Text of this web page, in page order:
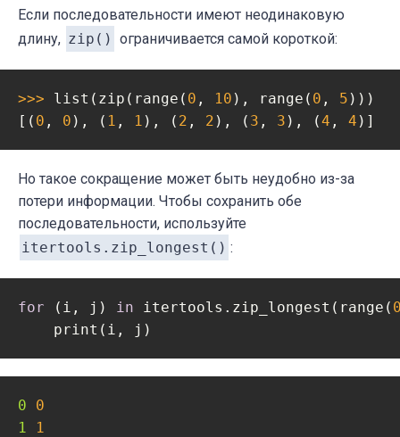
Если последовательности имеют неодинаковую
длину, zip() ограничивается самой короткой:
>>> list(zip(range( 0 , 10 ), range( 0 , 5 )))
[( 0 , 0 ), ( 1 , 1 ), ( 2 , 2 ), ( 3 , 3 ), (4 , 4 )]
Но такое сокращение может быть неудобно из-за
потери информации. Чтобы сохранить обе
последовательности, используйте
itertools.zip_longest() :
for (i, j) in itertools.zip_longest(range(
    print(i, j)
0 0
1
1